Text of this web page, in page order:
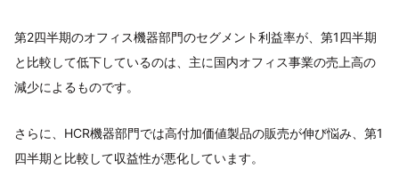
第2四半期のオフィス機器部門のセグメント利益率が、第1四半期
と比較して低下しているのは、主に国内オフィス事業の売上高の
減少によるものです。
さらに、HCR機器部門では高付加価値製品の販売が伸び悩み、第1
四半期と比較して収益性が悪化しています。